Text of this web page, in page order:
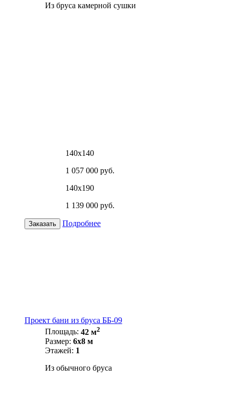
Из бруса камерной сушки
140х140
1 057 000 руб.
140х190
1 139 000 руб.
Заказать Подробнее
Проект бани из бруса ББ-09
Площадь: 42 м2
Размер: 6х8 м
Этажей: 1
Из обычного бруса